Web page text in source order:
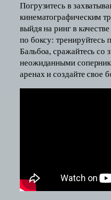
Погрузитесь в
кинематографическим
выйдя на ринг в
по боксу: тренируйтесь
Бальбоа, сражайтесь со
неожиданными
аренах и создайте свое